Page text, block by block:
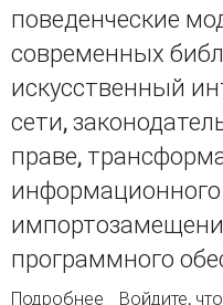
поведенческие
современных
искусственный
сети,
праве,
программного
Подробнее оВойдите,